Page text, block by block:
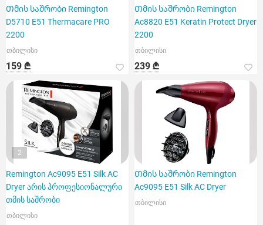
Თმის საშრობი Remington
D5710 E51 Thermacare PRO
2200
თბილისი
159 ₾
Თმის საშრობი Remington
Ac8820 E51 Keratin Protect Dryer
2200
თბილისი
239 ₾
2
Remington Ac9095 E51 Silk AC
Dryer არის პროფესიონალური
თმის საშრობი
თბილისი
Თმის საშრობი Remington
Ac9095 E51 Silk AC Dryer
თბილისი